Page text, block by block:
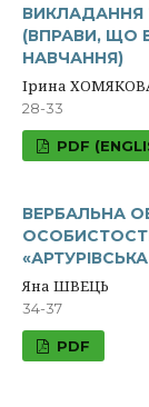
ВИКЛАДАННЯ
(ВПРАВИ, ЩО
НАВЧАННЯ)
Ірина
28-33
PDF
ВЕРБАЛЬНА
Яна ШВЕЦЬ
34-37
PDF